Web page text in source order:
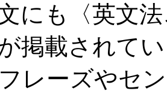
にも〈英文
掲載されて
レーズやセ